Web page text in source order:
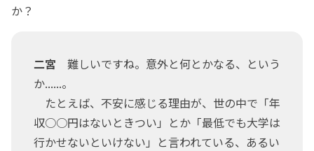
か？
二宮 難しいですね。意外と何とかなる、という
か......。
たとえば、不安に感じる理由が、世の中で「年
収○○円はないときつい」とか「最低でも大学は
行かせないといけない」と言われている、あるい